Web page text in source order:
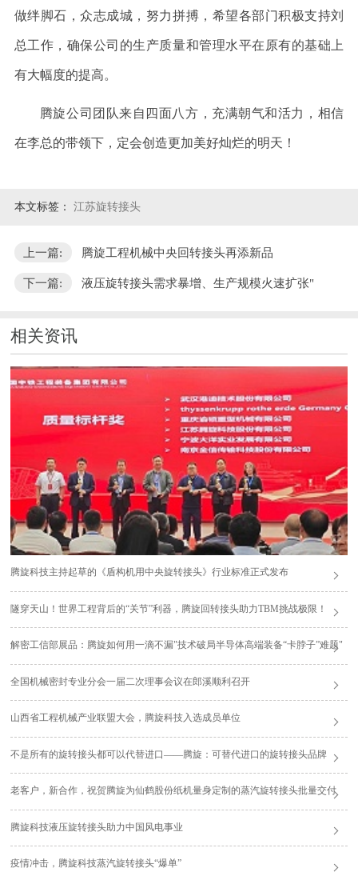
做绊脚石，众志成城，努力拼搏，希望各部门积极支持刘
总工作，确保公司的生产质量和管理水平在原有的基础上
有大幅度的提高。
腾旋公司团队来自四面八方，充满朝气和活力，相信
在李总的带领下，定会创造更加美好灿烂的明天！
本文标签： 江苏旋转接头
上一篇: 腾旋工程机械中央回转接头再添新品
下一篇: 液压旋转接头需求暴增、生产规模火速扩张"
相关资讯
腾旋科技主持起草的《盾构机用中央旋转接头》行业标准正式发布
隧穿天山！世界工程背后的“关节”利器，腾旋回转接头助力TBM挑战极限！
解密工信部展品：腾旋如何用一滴不漏"技术破局半导体高端装备“卡脖子”难题"
全国机械密封专业分会一届二次理事会议在郎溪顺利召开
山西省工程机械产业联盟大会，腾旋科技入选成员单位
不是所有的旋转接头都可以代替进口——腾旋：可替代进口的旋转接头品牌
老客户，新合作，祝贺腾旋为仙鹤股份纸机量身定制的蒸汽旋转接头批量交付
腾旋科技液压旋转接头助力中国风电事业
疫情冲击，腾旋科技蒸汽旋转接头“爆单”